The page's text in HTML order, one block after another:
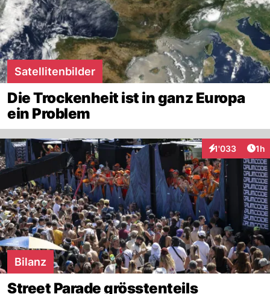
Satellitenbilder
Die Trockenheit ist in ganz Europa
ein Problem
1'033
Interaktionen1h
Bilanz
Street Parade grösstenteils